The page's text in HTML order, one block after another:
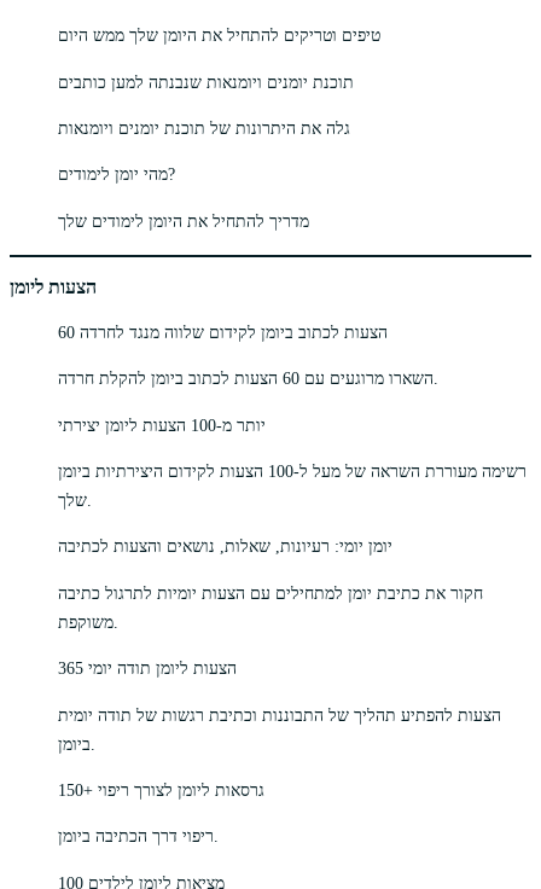
טיפים וטריקים להתחיל את היומן שלך ממש היום
תוכנת יומנים ויומנאות שנבנתה למען כותבים
גלה את היתרונות של תוכנת יומנים ויומנאות
מהי יומן לימודים?
מדריך להתחיל את היומן לימודים שלך
הצעות ליומן
60 הצעות לכתוב ביומן לקידום שלווה מנגד לחרדה
יותר מ-100 הצעות ליומן יצירתי
רשימה מעוררת השראה של מעל ל-100 הצעות לקידום היצירתיות ביומן
יומן יומי: רעיונות, שאלות, נושאים והצעות לכתיבה
חקור את כתיבת יומן למתחילים עם הצעות יומיות לתרגול כתיבה
365 הצעות ליומן תודה יומי
הצעות להפתיע תהליך של התבוננות וכתיבת רגשות של תודה יומית
150+ גרסאות ליומן לצורך ריפוי
ריפוי דרך הכתיבה ביומן.
100 מציאות ליומן לילדים